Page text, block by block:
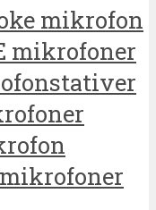
mikrofon
mikrofoner